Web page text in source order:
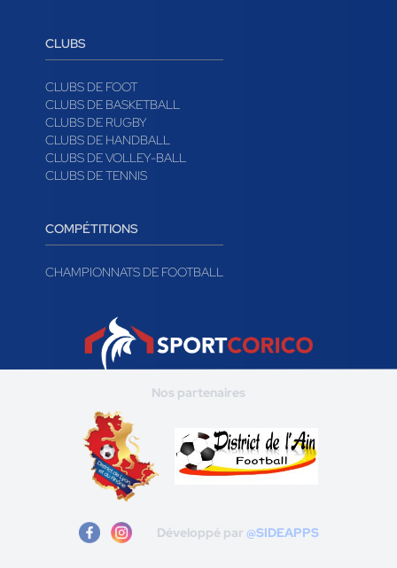
CLUBS
CLUBS DE FOOT
CLUBS DE BASKETBALL
CLUBS DE RUGBY
CLUBS DE HANDBALL
CLUBS DE VOLLEY-BALL
CLUBS DE TENNIS
COMPÉTITIONS
CHAMPIONNATS DE FOOTBALL
Nos partenaires
Développé par @SIDEAPPS